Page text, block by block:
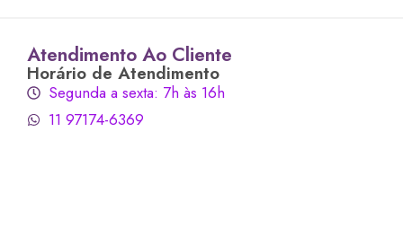
Atendimento Ao Cliente
Horário de Atendimento
Segunda a sexta: 7h às 16h
11 97174-6369